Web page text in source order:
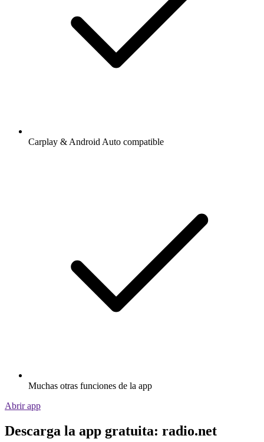
Carplay & Android Auto compatible
Muchas otras funciones de la app
Abrir app
Descarga la app gratuita: radio.net